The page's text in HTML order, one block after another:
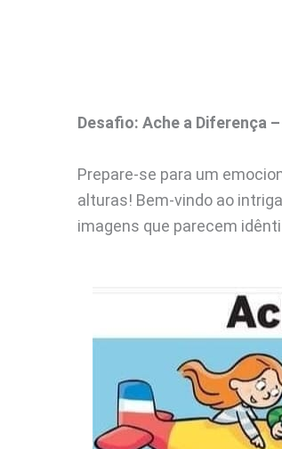
Desafio: Ache a Diferença
Prepare-se para um
alturas! Bem-vindo ao
imagens que parecem